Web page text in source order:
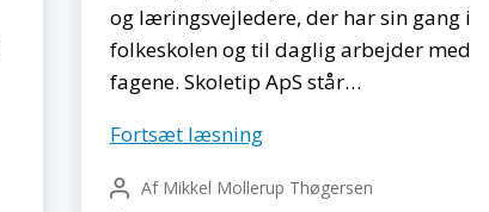
og læringsvejledere, der har sin gang i
folkeskolen og til daglig arbejder med
fagene. Skoletip ApS står…
Fortsæt læsningSkoletip
Indlægsforfatter
Af Mikkel Mollerup Thøgersen